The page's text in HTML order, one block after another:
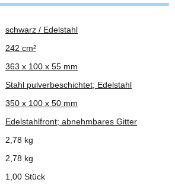
schwarz / Edelstahl
242 cm²
363 x 100 x 55 mm
Stahl pulverbeschichtet; Edelstahl
350 x 100 x 50 mm
Edelstahlfront; abnehmbares Gitter
2,78 kg
2,78 kg
1,00 Stück